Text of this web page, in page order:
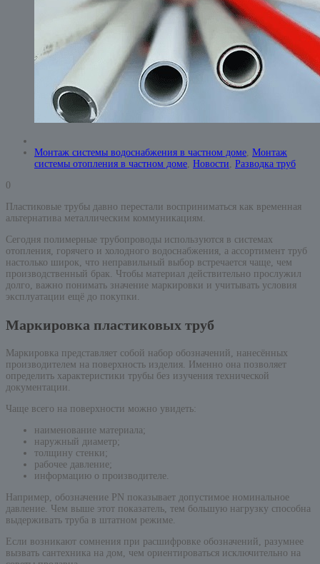
Монтаж системы водоснабжения в частном доме, Монтаж
системы отопления в частном доме, Новости, Разводка труб
0
Пластиковые трубы давно перестали восприниматься как временная
альтернатива металлическим коммуникациям.
Сегодня полимерные трубопроводы используются в системах
отопления, горячего и холодного водоснабжения, а ассортимент труб
настолько широк, что неправильный выбор встречается чаще, чем
производственный брак. Чтобы материал действительно прослужил
долго, важно понимать значение маркировки и учитывать условия
эксплуатации ещё до покупки.
Маркировка пластиковых труб
Маркировка представляет собой набор обозначений, нанесённых
производителем на поверхность изделия. Именно она позволяет
определить характеристики трубы без изучения технической
документации.
Чаще всего на поверхности можно увидеть:
наименование материала;
наружный диаметр;
толщину стенки;
рабочее давление;
информацию о производителе.
Например, обозначение PN показывает допустимое номинальное
давление. Чем выше этот показатель, тем большую нагрузку способна
выдерживать труба в штатном режиме.
Если возникают сомнения при расшифровке обозначений, разумнее
вызвать сантехника на дом, чем ориентироваться исключительно на